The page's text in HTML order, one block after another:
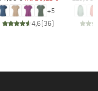
+5
4,6(36)